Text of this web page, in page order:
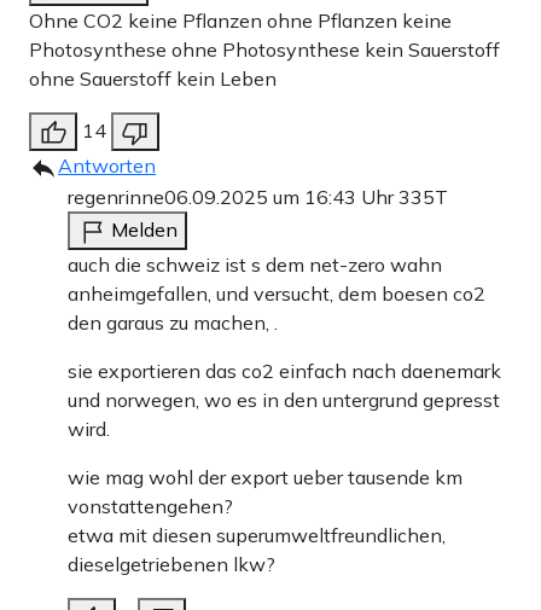
Ohne CO2 keine Pflanzen ohne Pflanzen keine
Photosynthese ohne Photosynthese kein Sauerstoff
ohne Sauerstoff kein Leben
14
Antworten
regenrinne06.09.2025 um 16:43 Uhr335T
Melden
auch die schweiz ist s dem net-zero wahn
anheimgefallen, und versucht, dem boesen co2
den garaus zu machen, .
sie exportieren das co2 einfach nach daenemark
und norwegen, wo es in den untergrund gepresst
wird.
wie mag wohl der export ueber tausende km
vonstattengehen?
etwa mit diesen superumweltfreundlichen,
dieselgetriebenen lkw?